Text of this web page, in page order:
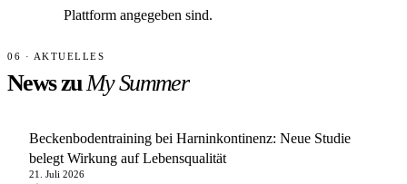
Plattform angegeben sind.
06 · AKTUELLES
News zuMy Summer
Beckenbodentraining bei Harninkontinenz: Neue Studie
belegt Wirkung auf Lebensqualität
21. Juli 2026